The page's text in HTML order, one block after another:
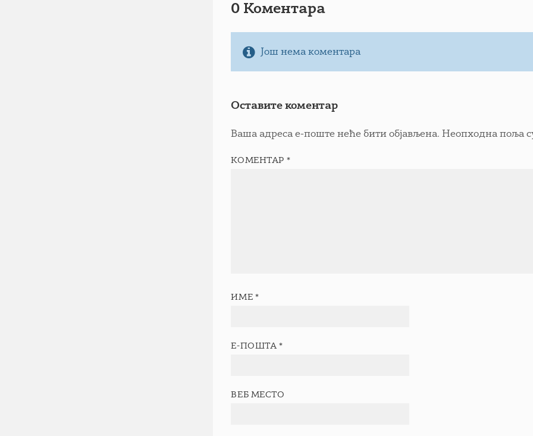
0 Коментарa
Још нема коментара
Оставите коментар
Ваша адреса е-поште неће бити објављена. Неопходна поља
КОМЕНТАР *
ИМЕ *
Е-ПОШТА *
ВЕБ МЕСТО